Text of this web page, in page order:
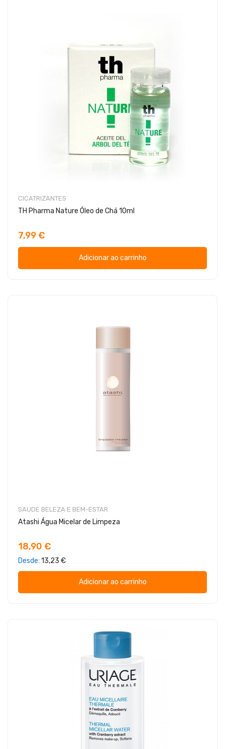
CICATRIZANTES
TH Pharma Nature Óleo de Chá 10ml
7,99 €
Adicionar ao carrinho
SAUDE BELEZA E BEM-ESTAR
Atashi Água Micelar de Limpeza
18,90 €
Desde 13,23 €
Adicionar ao carrinho